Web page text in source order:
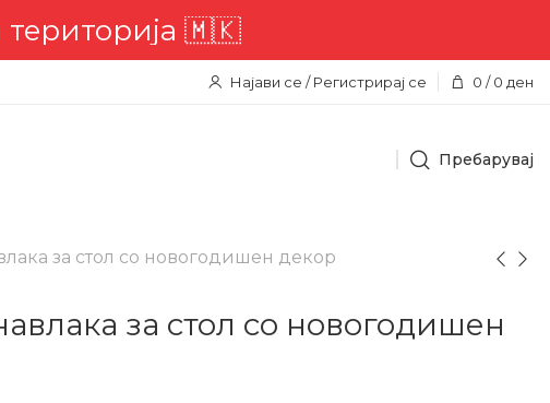
🇲🇰
Најави се / Регистрирај се 0 / 0 ден
Пребарувај
за стол со новогодишен декор
за стол со новогодишен